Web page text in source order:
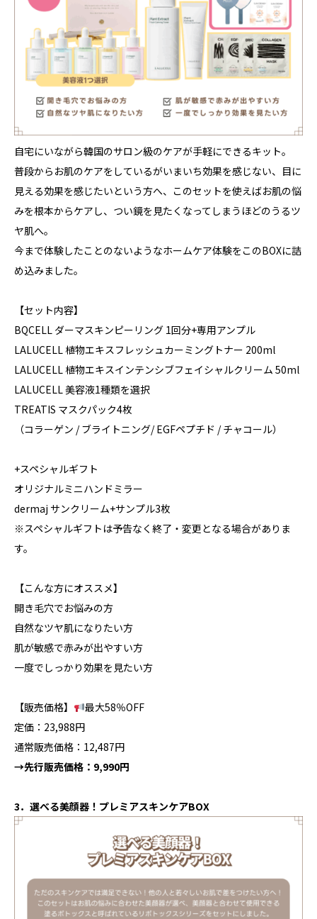
自宅にいながら韓国のサロン級のケアが手軽にできるキット。
普段からお肌のケアをしているがいまいち効果を感じない、目に
見える効果を感じたいという方へ、このセットを使えばお肌の悩
みを根本からケアし、つい鏡を見たくなってしまうほどのうるツ
ヤ肌へ。
今まで体験したことのないようなホームケア体験をこのBOXに詰
め込みました。
【セット内容】
BQCELL ダーマスキンピーリング 1回分+専用アンプル
LALUCELL 植物エキスフレッシュカーミングトナー 200ml
LALUCELL 植物エキスインテンシブフェイシャルクリーム 50ml
LALUCELL 美容液1種類を選択
TREATIS マスクパック4枚
（コラーゲン / ブライトニング/ EGFペプチド / チャコール）
+スペシャルギフト
オリジナルミニハンドミラー
dermaj サンクリーム+サンプル3枚
※スペシャルギフトは予告なく終了・変更となる場合がありま
す。
【こんな方にオススメ】
開き毛穴でお悩みの方
自然なツヤ肌になりたい方
肌が敏感で赤みが出やすい方
一度でしっかり効果を見たい方
【販売価格】
最大58％OFF
定価：23,988円
通常販売価格：12,487円
→先行販売価格：9,990円
3．選べる美顔器！プレミアスキンケアBOX